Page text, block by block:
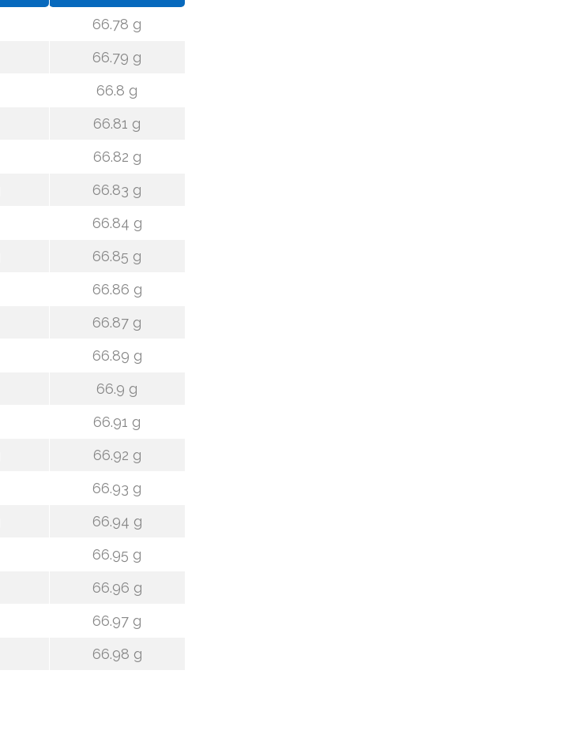
66.78 g
66.79 g
66.8 g
66.81 g
66.82 g
66.83 g
66.84 g
66.85 g
66.86 g
66.87 g
66.89 g
66.9 g
66.91 g
66.92 g
66.93 g
66.94 g
66.95 g
66.96 g
66.97 g
66.98 g